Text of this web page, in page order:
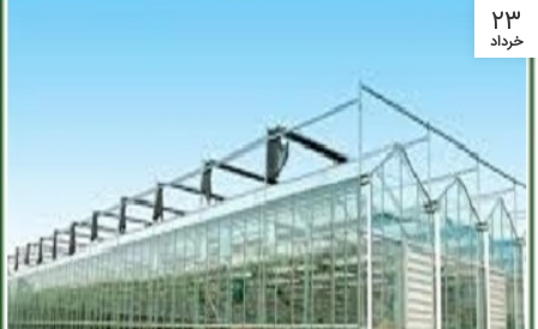
۲۳
خرداد